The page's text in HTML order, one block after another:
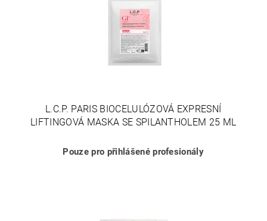
L.C.P. PARIS BIOCELULÓZOVÁ EXPRESNÍ
LIFTINGOVÁ MASKA SE SPILANTHOLEM 25 ML
Pouze pro přihlášené profesionály